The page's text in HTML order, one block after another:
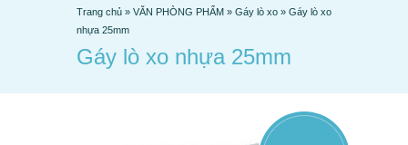
Trang chủ » VĂN PHÒNG PHẨM » Gáy lò xo » Gáy lò xo
nhựa 25mm
Gáy lò xo nhựa 25mm